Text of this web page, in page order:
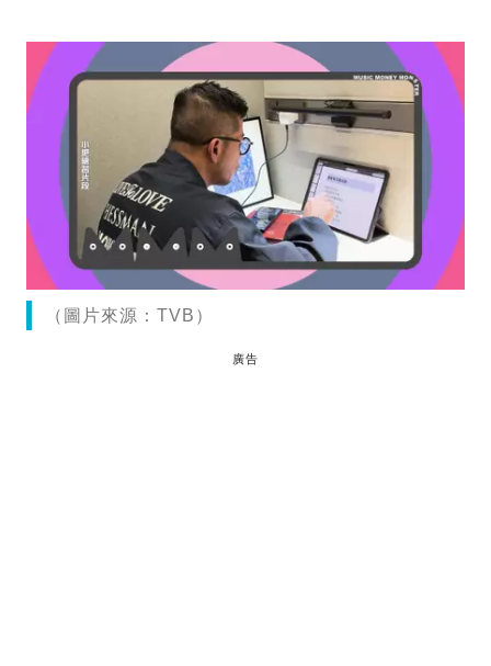
（圖片來源：TVB）
廣告